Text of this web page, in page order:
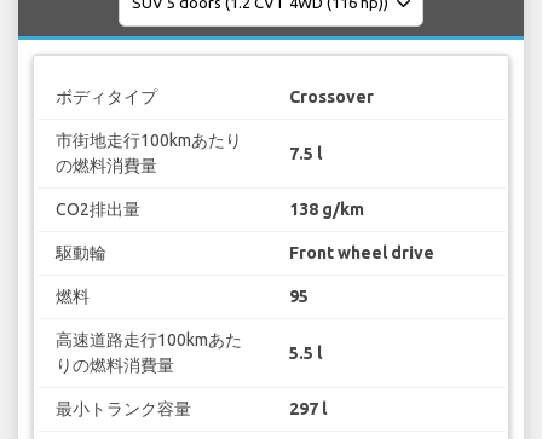
ボディタイプ Crossover
市街地走行100kmあたり
の燃料消費量
7.5 l
CO2排出量 138 g/km
駆動輪 Front wheel drive
燃料 95
高速道路走行100kmあた
りの燃料消費量
5.5 l
最小トランク容量 297 l